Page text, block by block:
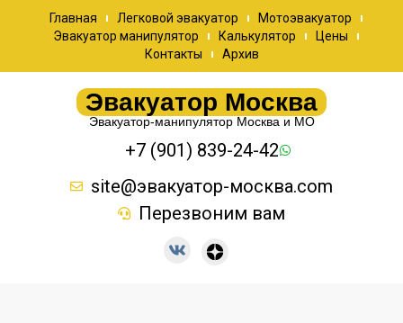
Главная Легковой эвакуатор
Мотоэвакуатор
Эвакуатор манипулятор
Калькулятор
Цены
Контакты
Архив
Эвакуатор Москва
Эвакуатор-манипулятор Москва и МО
+7 (901) 839-24-42
site@эвакуатор-москва.com
Перезвоним вам